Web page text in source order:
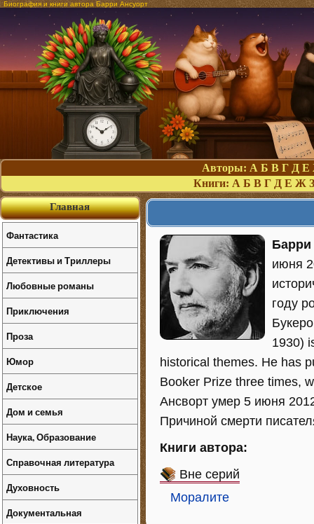
Биография и книги автора Барри Ансуорт
Авторы: А Б В Г Д Е
Книги: А Б В Г Д Е Ж З
Барри
июня
году
1930)
historical themes. He has
Booker Prize three times,
Ансворт умер 5 июня
Причиной смерти
Книги автора:
Вне серий
Моралите
Главная
Фантастика
Детективы и Триллеры
Любовные романы
Приключения
Проза
Юмор
Детское
Дом и семья
Наука, Образование
Справочная литература
Духовность
Документальная